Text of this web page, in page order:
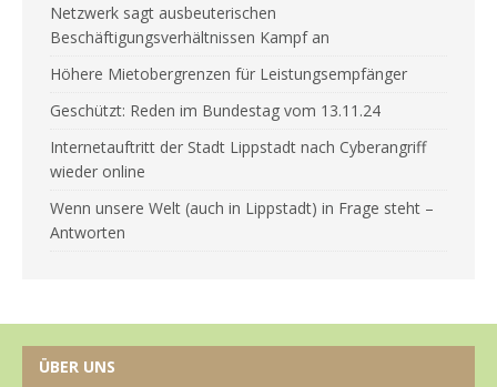
Netzwerk sagt ausbeuterischen
Beschäftigungsverhältnissen Kampf an
Höhere Mietobergrenzen für Leistungsempfänger
Geschützt: Reden im Bundestag vom 13.11.24
Internetauftritt der Stadt Lippstadt nach Cyberangriff
wieder online
Wenn unsere Welt (auch in Lippstadt) in Frage steht –
Antworten
ÜBER UNS